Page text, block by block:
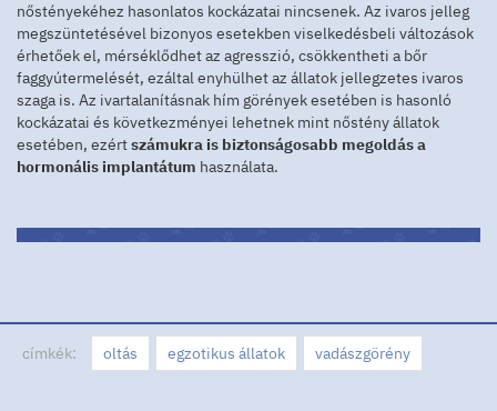
nőstényekéhez hasonlatos kockázatai nincsenek. Az ivaros jelleg
megszüntetésével bizonyos esetekben viselkedésbeli változások
érhetőek el, mérséklődhet az agresszió, csökkentheti a bőr
faggyútermelését, ezáltal enyhülhet az állatok jellegzetes ivaros
szaga is. Az ivartalanításnak hím görények esetében is hasonló
kockázatai és következményei lehetnek mint nőstény állatok
esetében, ezértszámukra is biztonságosabb megoldás a
hormonális implantátum használata.
címkék: oltás egzotikus állatok vadászgörény